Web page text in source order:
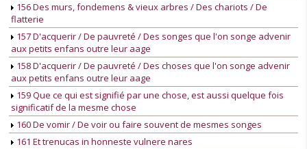
156 Des murs, fondemens & vieux arbres / Des chariots / De
flatterie
157 D'acquerir / De pauvreté / Des songes que l'on songe advenir
aux petits enfans outre leur aage
158 D'acquerir / De pauvreté / Des choses que l'on songe advenir
aux petits enfans outre leur aage
159 Que ce qui est signifié par une chose, est aussi quelque fois
significatif de la mesme chose
160 De vomir / De voir ou faire souvent de mesmes songes
161 Et trenucas in honneste vulnere nares